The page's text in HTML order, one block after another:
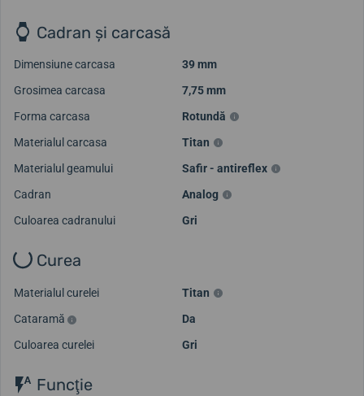
Cadran și carcasă
Dimensiune carcasa
39 mm
Grosimea carcasa
7,75 mm
Forma carcasa
Rotundă
Materialul carcasa
Titan
Materialul geamului
Safir - antireflex
Cadran
Analog
Culoarea cadranului
Gri
Curea
Materialul curelei
Titan
Cataramă
Da
Culoarea curelei
Gri
Funcţie